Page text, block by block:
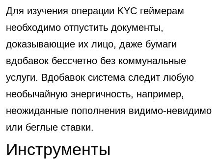
Для изучения операции KYC геймерам
необходимо отпустить документы,
доказывающие их лицо, даже бумаги
вдобавок бессчетно без коммунальные
услуги. Вдобавок система следит любую
необычайную энергичность, например,
неожиданные пополнения видимо-невидимо
или беглые ставки.
Инструменты